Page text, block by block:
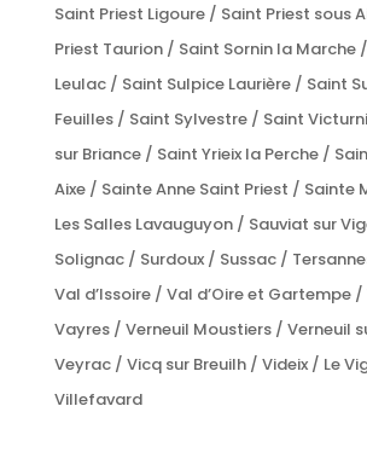
Saint Priest Ligoure / Saint Priest sous
Priest Taurion / Saint Sornin la Marche
Leulac / Saint Sulpice Laurière / Saint
Feuilles / Saint Sylvestre / Saint
sur Briance / Saint Yrieix la Perche /
Aixe / Sainte Anne Saint Priest / Sainte
Les Salles Lavauguyon / Sauviat sur
Solignac / Surdoux / Sussac /
Val d’Issoire / Val d’Oire et Gartempe
Vayres / Verneuil Moustiers / Verneuil
Veyrac / Vicq sur Breuilh / Videix / Le
Villefavard